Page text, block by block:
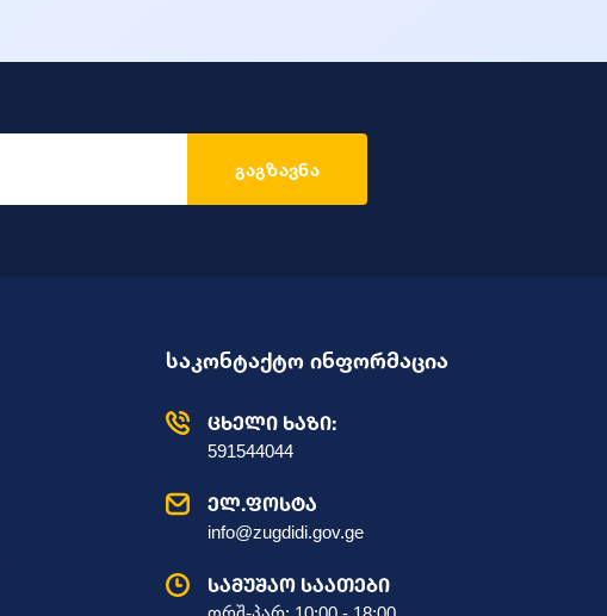
გაგზავნა
საკონტაქტო ინფორმაცია
ცხელი ხაზი:
591544044
ელ.ფოსტა
info@zugdidi.gov.ge
სამუშაო საათები